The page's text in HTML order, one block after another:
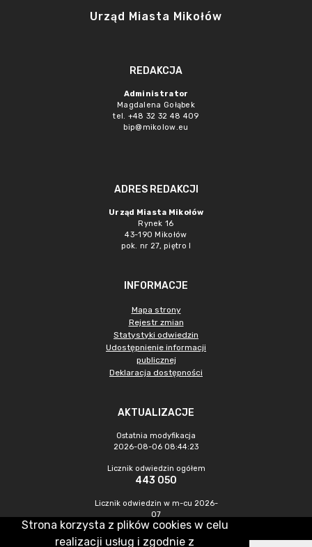
Urząd Miasta Mikołów
REDAKCJA
Administrator
Magdalena Gołąbek
tel. +48 32 32 48 409
bip@mikolow.eu
ADRES REDAKCJI
Urząd Miasta Mikołów
Rynek 16
43-190 Mikołów
pok. nr 27, piętro I
INFORMACJE
Mapa strony
Rejestr zmian
Statystyki odwiedzin
Udostępnienie informacji
publicznej
Deklaracja dostępności
AKTUALIZACJE
Ostatnia modyfikacja
2026-08-06 08:44:23
Licznik odwiedzin ogółem
443 050
Licznik odwiedzin w m-cu 2026-
07
1 265
Strona korzysta z plików cookies w celu
realizacji usług i zgodnie z